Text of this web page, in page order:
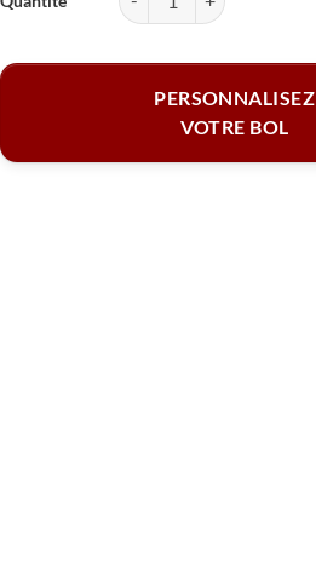
quantité de Bol personnalisé - Prénom
PERSONNALISEZ
VOTRE BOL